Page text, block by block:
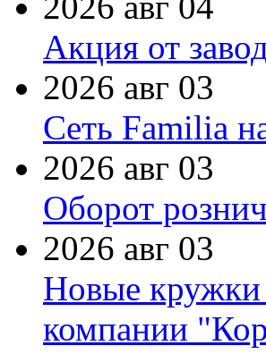
Акция от
2026 авг 03
Сеть Familia
2026 авг 03
Оборот
2026 авг 03
Новые кружки
компании